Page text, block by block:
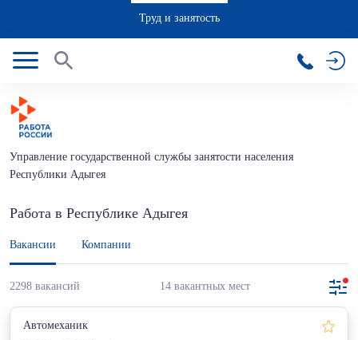
Труд и занятость
Управление государственной службы занятости населения
Республики Адыгея
Работа в Республике Адыгея
Вакансии Компании
2298 вакансий 14 вакантных мест
Автомеханик